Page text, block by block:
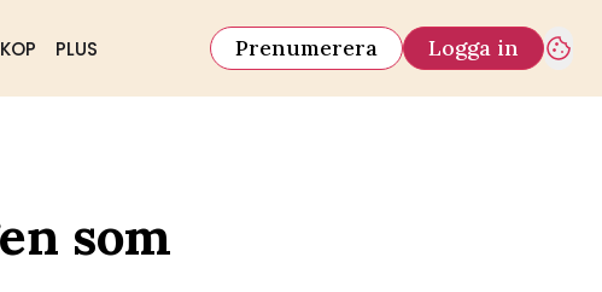
PLUS Prenumerera Logga in
som